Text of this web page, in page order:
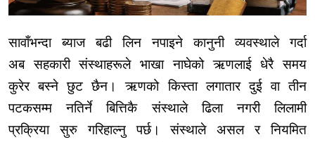
सावाँभन्दा ब्याज बढी लिन नपाइने कानुनी व्यवस्थाले गर्दा
अब सहकारी संस्थाहरूले भाखा नाघेको ऋणलाई धेरै समय
कुरेर बस्ने छुट छैन। ऋणको किस्ता लगातार दुई वा तीन
पटकसम्म नतिर्ने बित्तिकै संस्थाले ढिला नगरी लिलामी
प्रक्रिया सुरु गरिहाल्नु पर्छ। संस्थाले असल र नियमित